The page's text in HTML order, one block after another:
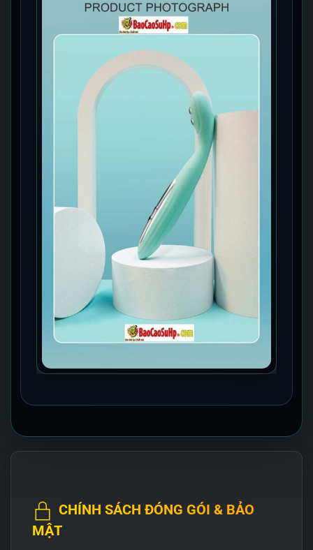
CHÍNH SÁCH ĐÓNG GÓI & BẢO
MẬT